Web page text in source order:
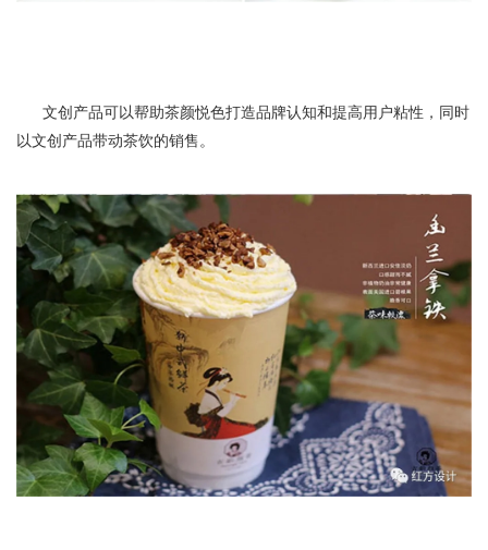
文创产品可以帮助茶颜悦色打造品牌认知和提高用户粘性，同时
以文创产品带动茶饮的销售。